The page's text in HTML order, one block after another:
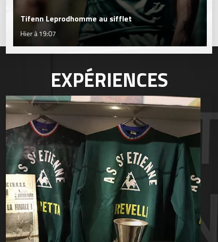
Tifenn Leprodhomme au sifflet
Hier à 19:07
EXPÉRIENCES